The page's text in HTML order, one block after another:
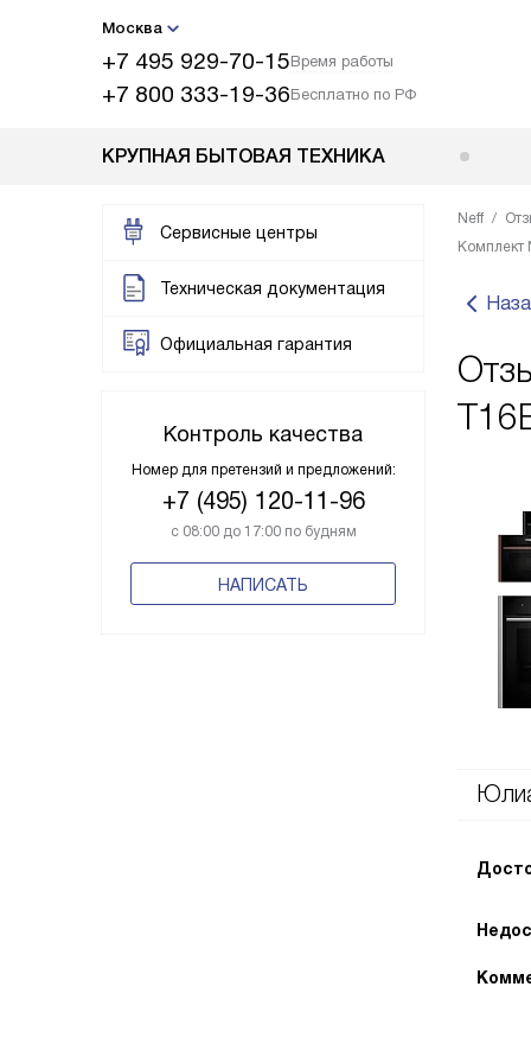
Москва
+7 495 929-70-15Время работы
+7 800 333-19-36Бесплатно по РФ
КРУПНАЯ БЫТОВАЯ ТЕХНИКА
Сервисные центры
Техническая документация
Официальная гарантия
Контроль качества
Номер для претензий и предложений:
+7 (495) 120-11-96
с 08:00 до 17:00 по будням
НАПИСАТЬ
Neff
Комплект